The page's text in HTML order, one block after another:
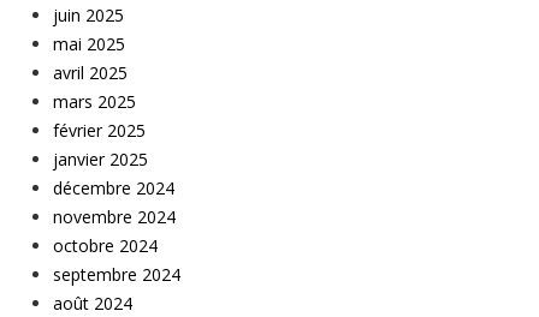
juin 2025
mai 2025
avril 2025
mars 2025
février 2025
janvier 2025
décembre 2024
novembre 2024
octobre 2024
septembre 2024
août 2024